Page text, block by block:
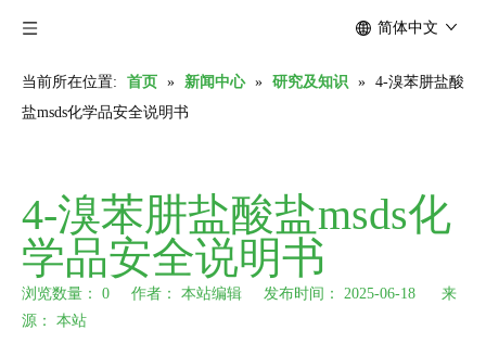
简体中文
当前所在位置: 首页 » 新闻中心 » 研究及知识 » 4-溴苯肼盐酸
盐msds化学品安全说明书
4-溴苯肼盐酸盐msds化
学品安全说明书
浏览数量： 0 作者： 本站编辑 发布时间： 2025-06-18 来
源： 本站